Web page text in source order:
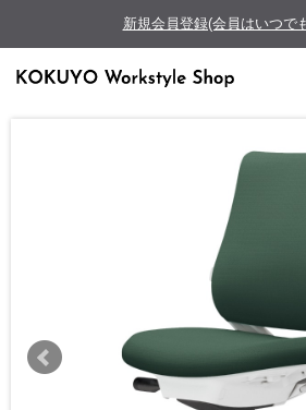
新規会員登録(会員はいつで